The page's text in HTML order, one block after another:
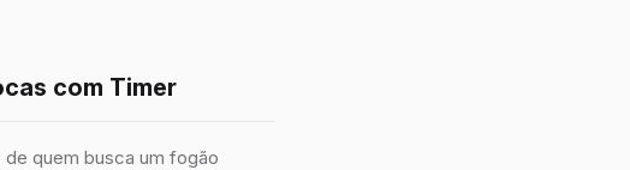
com Timer
de quem busca um fogão